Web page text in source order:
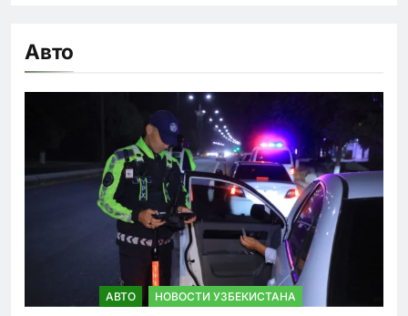
Авто
АВТО НОВОСТИ УЗБЕКИСТАНА